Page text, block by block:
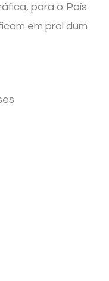
para o País.
em prol dum